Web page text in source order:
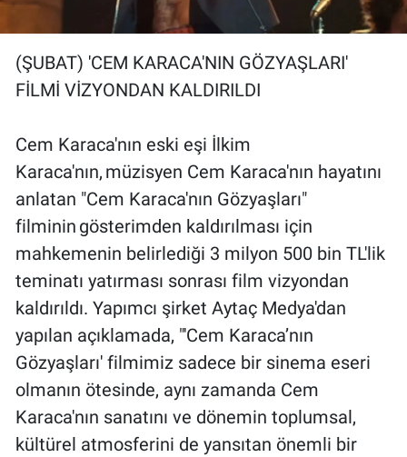
(ŞUBAT) 'CEM KARACA'NIN GÖZYAŞLARI'
FİLMİ VİZYONDAN KALDIRILDI
Cem Karaca'nın eski eşi İlkim
Karaca'nın, müzisyen Cem Karaca'nın hayatını
anlatan "Cem Karaca'nın Gözyaşları"
filminin gösterimden kaldırılması için
mahkemenin belirlediği 3 milyon 500 bin TL'lik
teminatı yatırması sonrası film vizyondan
kaldırıldı. Yapımcı şirket Aytaç Medya'dan
yapılan açıklamada, "'Cem Karaca’nın
Gözyaşları' filmimiz sadece bir sinema eseri
olmanın ötesinde, aynı zamanda Cem
Karaca'nın sanatını ve dönemin toplumsal,
kültürel atmosferini de yansıtan önemli bir